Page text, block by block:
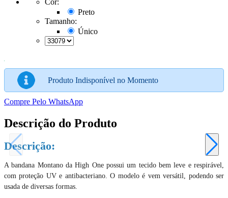
Preto
Tamanho:
Único
Produto Indisponível no Momento
Compre Pelo WhatsApp
Descrição do Produto
Descrição:
A bandana Montano da High One possui um tecido bem leve e respirável,
com proteção UV e antibacteriano. O modelo é vem versátil, podendo ser
usada de diversas formas.